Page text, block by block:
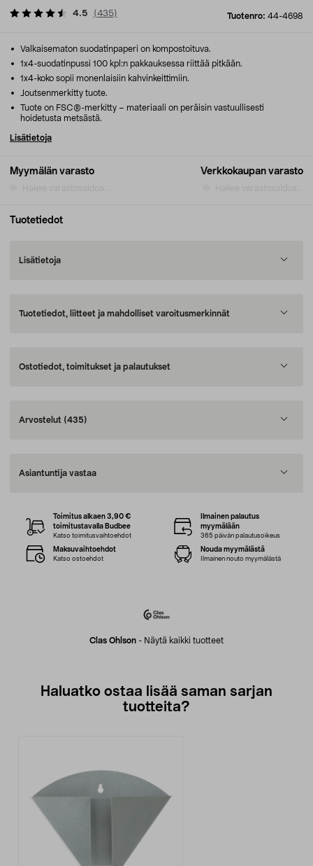
Tuotenro: 44-4698
4.5 (435)
Myymälän varasto Verkkokaupan varasto
Valkaisematon suodatinpaperi on kompostoituva.
1x4-suodatinpussi 100 kpl:n pakkauksessa riittää pitkään.
1x4-koko sopii monenlaisiin kahvinkeittimiin.
Joutsenmerkitty tuote.
Tuote on FSC®-merkitty – materiaali on peräisin vastuullisesti
hoidetusta metsästä.
Lisätietoja
Tuotetiedot
Lisätietoja
Tuotetiedot, liitteet ja mahdolliset varoitusmerkinnät
Ostotiedot, toimitukset ja palautukset
Arvostelut (435)
Asiantuntija vastaa
Clas Ohlson - Näytä kaikki tuotteet
Toimitus alkaen 3,90 €
toimitustavalla Budbee
Katso toimitusvaihtoehdot
Ilmainen palautus
myymälään
365 päivän palautusoikeus
Maksuvaihtoehdot
Katso ostoehdot
Nouda myymälästä
Ilmainen nouto myymälästä
Haluatko ostaa lisää saman sarjan
tuotteita?